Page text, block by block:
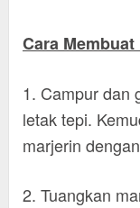
Cara
1. Campur dan
letak tepi.
marjerin
2. Tuangkan